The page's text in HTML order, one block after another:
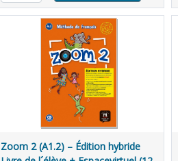
Zoom 2 (A1.2) – Édition hybride